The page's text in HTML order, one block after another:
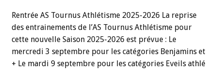
Rentrée AS Tournus Athlétisme 2025-2026 La reprise
des entrainements de l’AS Tournus Athlétisme pour
cette nouvelle Saison 2025-2026 est prévue : Le
mercredi 3 septembre pour les catégories Benjamins et
+ Le mardi 9 septembre pour les catégories Eveils athlé